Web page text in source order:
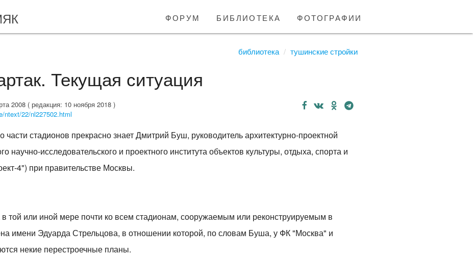
форум библиотека фотографии
библиотека тушинские стройки
Текущая ситуация
2008 ( редакция: 10 ноября 2018 )
ntext/22/nl227502.html
стадионов прекрасно знает Дмитрий Буш, руководитель архитектурно-проектной
научно-исследовательского и проектного института объектов культуры, отдыха, спорта и
4") при правительстве Москвы.
в той или иной мере почти ко всем стадионам, сооружаемым или реконструируемым в
имени Эдуарда Стрельцова, в отношении которой, по словам Буша, у ФК "Москва" и
некие перестроечные планы.